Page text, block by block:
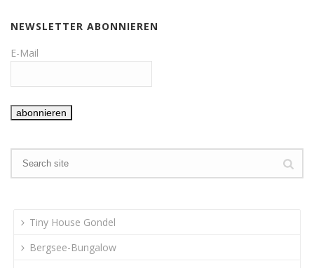
NEWSLETTER ABONNIEREN
E-Mail
Tiny House Gondel
Bergsee-Bungalow